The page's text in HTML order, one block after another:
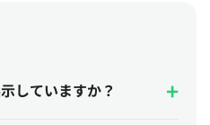
していますか？